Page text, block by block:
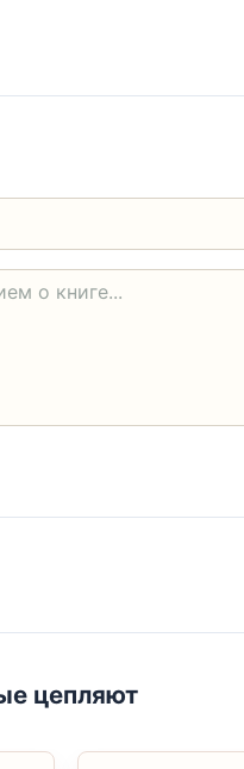
цепляют